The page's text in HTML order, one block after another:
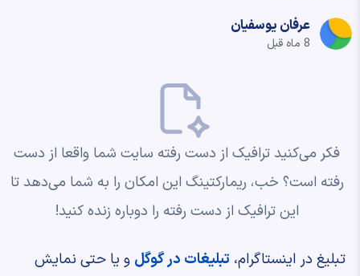
عرفان یوسفیان
8 ماه قبل
فکر می‌کنید ترافیک از دست رفته سایت شما واقعا از دست
رفته است؟ خب، ریمارکتینگ این امکان را به شما می‌دهد تا
این ترافیک از دست رفته را دوباره زنده کنید!
تبلیغ در اینستاگرام، تبلیغات در گوگلو یا حتی نمایش